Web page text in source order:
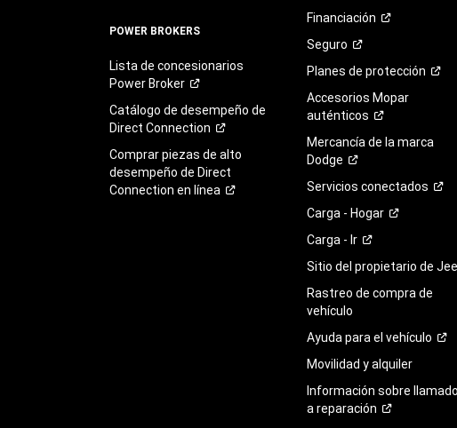
POWER BROKERS
Lista de concesionarios
Power Broker
Catálogo de desempeño de
Direct Connection
Comprar piezas de alto
desempeño de Direct
Connection en línea
Financiación
Seguro
Planes de protección
Accesorios Mopar
auténticos
Mercancía de la marca
Dodge
Servicios conectados
Carga - Hogar
Carga - Ir
Sitio del propietario de
Rastreo de compra de
vehículo
Ayuda para el vehículo
Movilidad y alquiler
Información sobre
a reparación